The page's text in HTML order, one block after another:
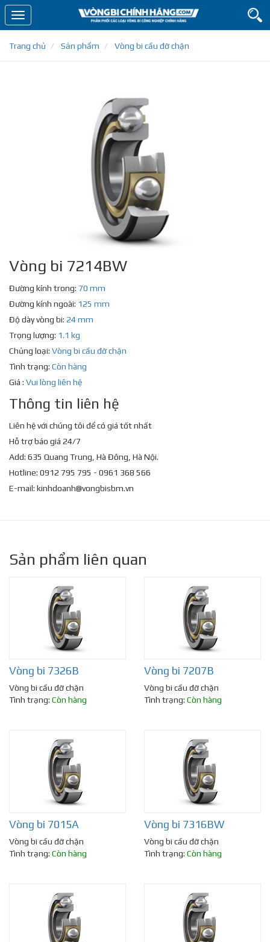
Toggle
navigation
Trang chủ
Sản phẩm Vòng bi cầu đỡ chặn
Vòng bi 7214BW
Đường kính trong: 70 mm
Đường kính ngoài: 125 mm
Độ dày vòng bi: 24 mm
Trọng lượng: 1.1 kg
Chủng loại: Vòng bi cầu đỡ chặn
Tình trạng: Còn hàng
Giá : Vui lòng liên hệ
Thông tin liên hệ
Liên hệ với chúng tôi để có giá tốt nhất
Hỗ trợ báo giá 24/7
Add: 635 Quang Trung, Hà Đông, Hà Nội.
Hotline: 0912 795 795 - 0961 368 566
E-mail: kinhdoanh@vongbisbm.vn
Sản phẩm liên quan
Vòng bi 7326B
Vòng bi cầu đỡ chặn
Tình trạng: Còn hàng
Vòng bi 7207B
Vòng bi cầu đỡ chặn
Tình trạng: Còn hàng
Vòng bi 7015A
Vòng bi cầu đỡ chặn
Tình trạng: Còn hàng
Vòng bi 7316BW
Vòng bi cầu đỡ chặn
Tình trạng: Còn hàng